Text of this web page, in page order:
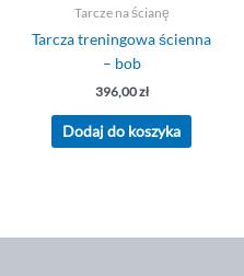
Tarcze na ścianę
Tarcza treningowa ścienna
– bob
396,00zł
Dodaj do koszyka